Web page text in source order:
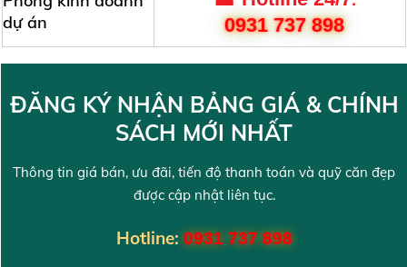
dự án
0931 737 898
ĐĂNG KÝ NHẬN BẢNG GIÁ & CHÍNH
SÁCH MỚI NHẤT
Thông tin giá bán, ưu đãi, tiến độ thanh toán và quỹ căn đẹp
được cập nhật liên tục.
Hotline:0931 737 898